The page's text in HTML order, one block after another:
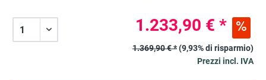
1.233,90 € *
1.369,90 € *(9,93% di risparmio)
Prezzi incl. IVA